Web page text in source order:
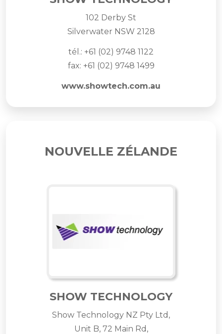
102 Derby St
Silverwater NSW 2128
tél.: +61 (02) 9748 1122
fax: +61 (02) 9748 1499
www.showtech.com.au
NOUVELLE ZÉLANDE
SHOW TECHNOLOGY
Show Technology NZ Pty Ltd,
Unit B, 72 Main Rd,